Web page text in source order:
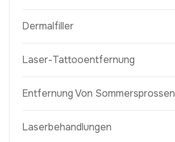
Dermalfiller
Laser-Tattooentfernung
Entfernung Von Sommersprossen
Laserbehandlungen